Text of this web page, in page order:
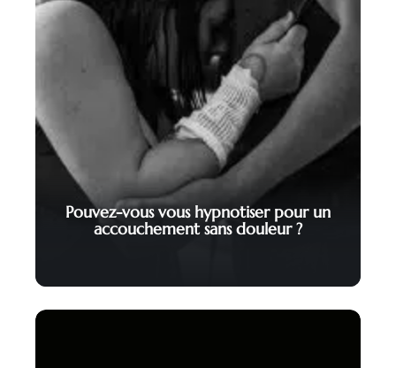
Pouvez-vous vous hypnotiser pour un
accouchement sans douleur ?